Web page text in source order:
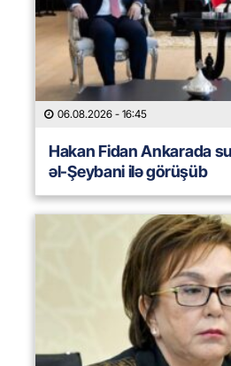
06.08.2026 - 16:45
Hakan Fidan Ankarada
əl-Şeybani ilə görüşüb